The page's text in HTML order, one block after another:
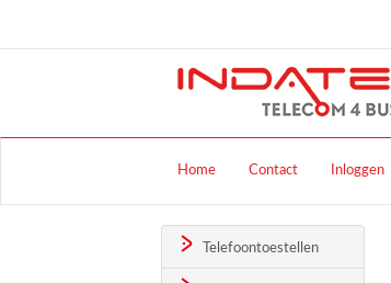
Home Contact Inloggen
Telefoontoestellen